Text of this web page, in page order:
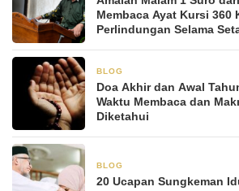
Membaca Ayat Kursi
Perlindungan Selama
BLOG
Doa Akhir dan Awal
Waktu Membaca dan
Diketahui
BLOG
20 Ucapan Sungkeman